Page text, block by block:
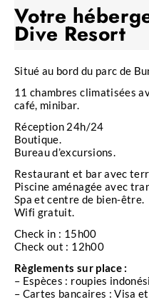
minutes.
Ce parc est célèbre
qui plongent
cristallines.
Ces parois sous-
incroyable variété de
un spectacle coloré et
Les tombants sont
créatures marines
Les nudibranches, avec
une véritable attraction
marins.
Quelques requins à
souvent les eaux,
chaque plongée.
Les bancs de
tortues, complètent ce
Votre
Dive Resort
Situé au bord du parc de
11 chambres climatisées
café, minibar.
Réception 24h/24
Boutique.
Bureau d’excursions.
Restaurant et bar avec
Piscine aménagée avec
Spa et centre de bien-être.
Wifi gratuit.
Check in : 15h00
Check out : 12h00
Règlements sur place :
– Espèces : roupies
– Cartes bancaires : Visa